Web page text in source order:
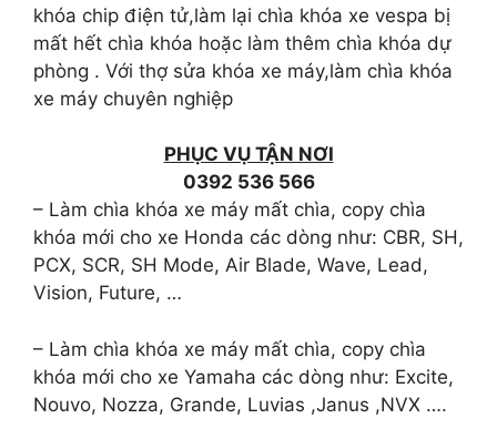
khóa chip điện tử,làm lại chìa khóa xe vespa bị
mất hết chìa khóa hoặc làm thêm chìa khóa dự
phòng . Với thợ sửa khóa xe máy,làm chìa khóa
xe máy chuyên nghiệp
PHỤC VỤ TẬN NƠI
0392 536 566
– Làm chìa khóa xe máy mất chìa, copy chìa
khóa mới cho xe Honda các dòng như: CBR, SH,
PCX, SCR, SH Mode, Air Blade, Wave, Lead,
Vision, Future, …
– Làm chìa khóa xe máy mất chìa, copy chìa
khóa mới cho xe Yamaha các dòng như: Excite,
Nouvo, Nozza, Grande, Luvias ,Janus ,NVX ….